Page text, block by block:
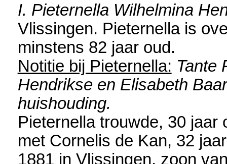
I. Pieternella Wilhelmina
Vlissingen. Pieternella is
minstens 82 jaar oud.
Notitie bij Pieternella: Tante
Hendrikse en Elisabeth
huishouding.
Pieternella trouwde, 30
met Cornelis de Kan, 32
1881 in Vlissingen, zoon